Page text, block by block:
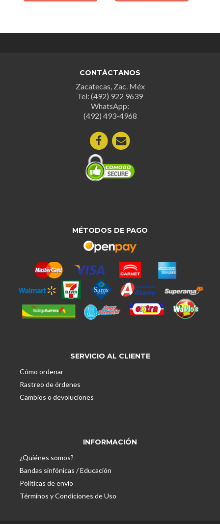
CONTÁCTANOS
Zacatecas, Zac. Méx
Tel: (492) 922 9639
WhatsApp:
(492) 493-4968
MÉTODOS DE PAGO
SERVICIO AL CLIENTE
Cómo ordenar
Rastreo de órdenes
Cambios o devoluciones
INFORMACIÓN
¿Quiénes somos?
Bandas sinfónicas / Educación
Políticas de envío
Términos y Condiciones de Uso